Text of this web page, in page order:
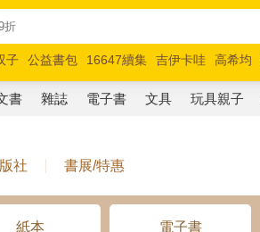
子 公益書包 16647續集 吉伊卡哇 高希均
作 馬斯克 玩具總動員5 超慢跑
書 雜誌 電子書 文具 玩具親子
社 書展/特惠
紙本 電子書